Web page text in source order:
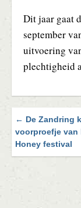
Dit jaar gaat
september
uitvoering
plechtigheid
Blader
door
de
← De Zandring
voorproefje van
Honey festival